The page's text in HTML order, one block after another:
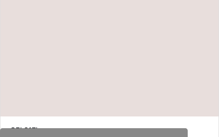
GEL817L